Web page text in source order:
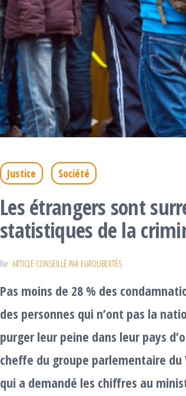
Justice Société
Les étrangers sont
statistiques de la
Par ARTICLE CONSEILLÉ PAR EUROLIBERTÉS
Pas moins de 28 % des
des personnes qui n’ont pas la
purger leur peine dans leur pays
cheffe du groupe parlementaire du
qui a demandé les chiffres au